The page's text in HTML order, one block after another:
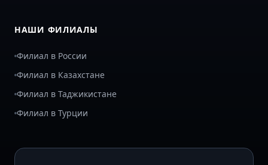
НАШИ ФИЛИАЛЫ
Филиал в России
Филиал в Казахстане
Филиал в Таджикистане
Филиал в Турции